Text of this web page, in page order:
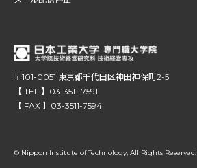
〒101-0051 東京都千代田区神田神保町2-5
【 TEL 】03-3511-7591
【 FAX 】03-3511-7594
© Nippon Institute of Technology, All Rights Reserved.